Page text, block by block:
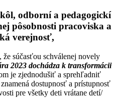
odborní a pedagogickí
pôsobnosti pracoviska a
verejnosť,
súčasťou schválenej novely
2023 dochádza k transformácii
je zjednodušiť a sprehľadniť
dostupnosť a prístupnosť
pre všetky deti vrátane detí/